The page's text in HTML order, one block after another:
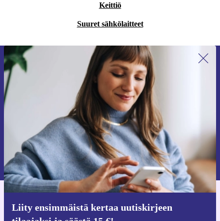
Keittiö
Suuret sähkölaitteet
Liity ensimmäistä kertaa uutiskirjeen
Liity ensimmäistä kertaa uutiskirjeen
tilaajaksi ja säästä 15 €!
Älä missaa enää yhtäkään tarjousta.
Pyydä etukuponki
Lisätietoja henkilötietojen käytöstä löydättietosuojaselosteestamme.
iOS:lle ja Androidille